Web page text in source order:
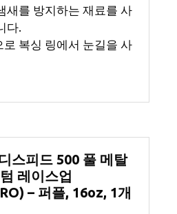
새를 방지하는 재료를 사
다.
복싱 링에서 눈길을 사
스피드 500 풀 메탈
레이스업
– 퍼플, 16oz, 1개